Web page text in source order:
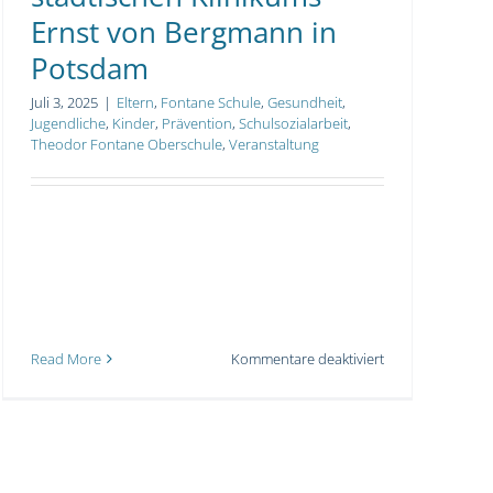
Ernst von Bergmann in
Potsdam
Juli 3, 2025 | Eltern, Fontane Schule, Gesundheit,
Jugendliche, Kinder, Prävention, Schulsozialarbeit,
Theodor Fontane Oberschule, Veranstaltung
Read More Kommentare deaktiviertfür